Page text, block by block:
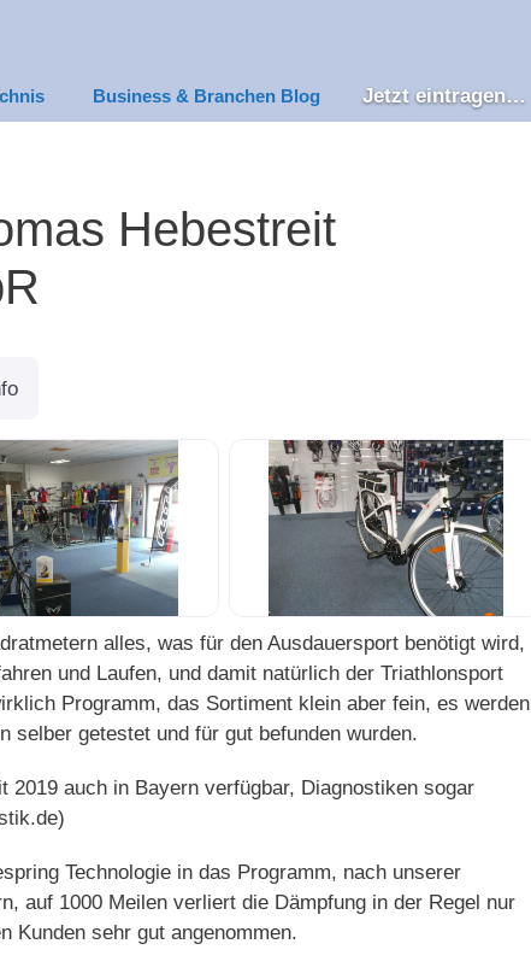
Business & Branchen Blog Jetzt eintragen…
Hebestreit
alles, was für den Ausdauersport benötigt wird,
und Laufen, und damit natürlich der Triathlonsport
Programm, das Sortiment klein aber fein, es werden
selber getestet und für gut befunden wurden.
2019 auch in Bayern verfügbar, Diagnostiken sogar
Technologie in das Programm, nach unserer
auf 1000 Meilen verliert die Dämpfung in der Regel nur
Kunden sehr gut angenommen.